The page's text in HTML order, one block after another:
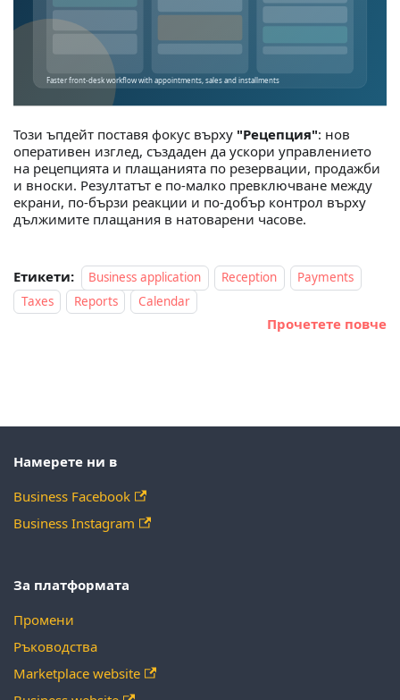
Този ъпдейт поставя фокус върху "Рецепция": нов
оперативен изглед, създаден да ускори управлението
на рецепцията и плащанията по резервации, продажби
и вноски. Резултатът е по-малко превключване между
екрани, по-бързи реакции и по-добър контрол върху
дължимите плащания в натоварени часове.
Етикети: Business application Reception
Payments
Taxes
Reports Calendar
Прочетете повче
Намерете ни в
Business Facebook
Business Instagram
За платформата
Промени
Ръководства
Marketplace website